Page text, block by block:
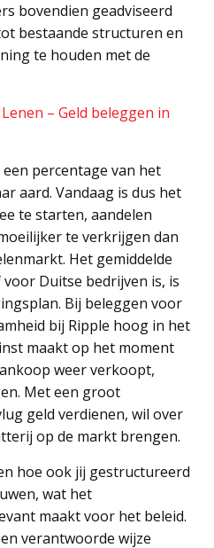
bovendien geadviseerd
bestaande structuren en
te houden met de
– Geld beleggen in
percentage van het
aard. Vandaag is dus het
te starten, aandelen
te verkrijgen dan
Het gemiddelde
Duitse bedrijven is, is
Bij beleggen voor
bij Ripple hoog in het
maakt op het moment
weer verkoopt,
Met een groot
geld verdienen, wil over
op de markt brengen.
hoe ook jij gestructureerd
wat het
maakt voor het beleid.
verantwoorde wijze